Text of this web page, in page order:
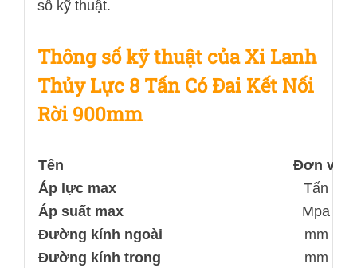
số kỹ thuật.
Thông số kỹ thuật của Xi Lanh
Thủy Lực 8 Tấn Có Đai Kết Nối
Rời 900mm
Tên
Đơn vị
Áp lực max
Tấn
Áp suất max
Mpa
Đường kính ngoài
mm
Đường kính trong
mm